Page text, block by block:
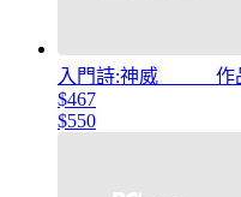
入門詩:神威 作
$467
$550